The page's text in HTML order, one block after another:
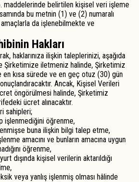
maddelerinde belirtilen kişisel veri işleme
bu metnin (1) ve (2) numaralı
da işlenebilmekte ve
Hakları
haklarınıza ilişkin taleplerinizi, aşağıda
Şirketimize iletmeniz halinde, Şirketimiz
kısa sürede ve en geç otuz (30) gün
Ancak, Kişisel Verileri
öngörülmesi halinde, Şirketimiz
ücret alınacaktır.
sahipleri;
işlenmediğini öğrenme,
buna ilişkin bilgi talep etme,
amacını ve bunların amacına uygun
öğrenme,
dışında kişisel verilerin aktarıldığı
veya yanlış işlenmiş olması hâlinde